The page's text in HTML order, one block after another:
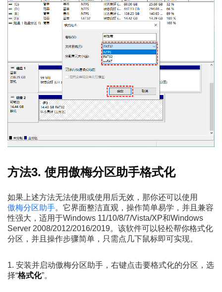
方法3. 使用傲梅分区助手格式化
如果上述方法无法使用或使用后无效，那你还可以使用
傲梅分区助手。它界面整洁直观，操作简单易学，并且兼容
性强大，适用于Windows 11/10/8/7/Vista/XP和Windows
Server 2008/2012/2016/2019。该软件可以轻松帮你格式化
分区，并且操作步骤简单，只需点几下鼠标即可实现。
1. 安装并启动傲梅分区助手，右键点击要格式化的分区，选
择“格式化”。